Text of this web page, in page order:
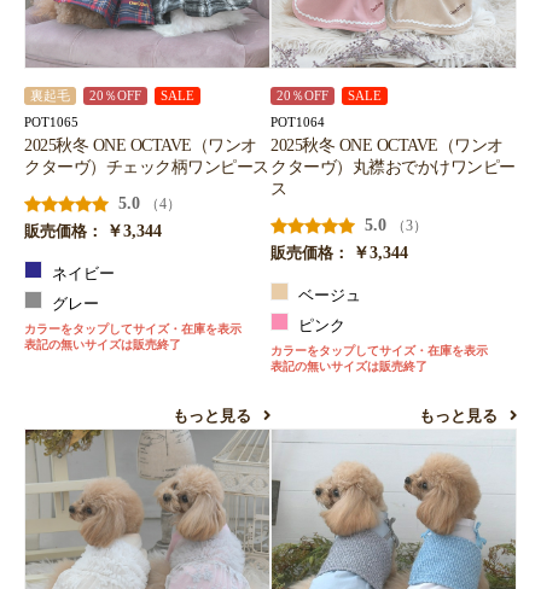
裏起毛 20％OFF SALE
POT1065
2025秋冬 ONE OCTAVE（ワンオ
クターヴ）チェック柄ワンピース
5.0
（4）
販売価格：
￥3,344
ネイビー
グレー
カラーをタップしてサイズ・在庫を表示
表記の無いサイズは販売終了
もっと見る
20％OFF SALE
POT1064
2025秋冬 ONE OCTAVE（ワンオ
クターヴ）丸襟おでかけワンピー
ス
5.0
（3）
販売価格：
￥3,344
ベージュ
ピンク
カラーをタップしてサイズ・在庫を表示
表記の無いサイズは販売終了
もっと見る